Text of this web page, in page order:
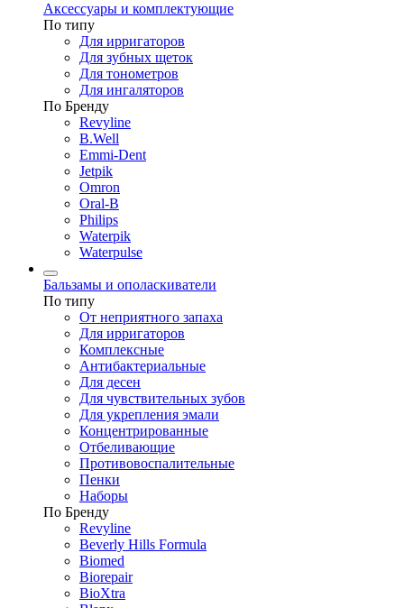
Аксессуары и комплектующие
По типу
Для ирригаторов
Для зубных щеток
Для тонометров
Для ингаляторов
По Бренду
Revyline
B.Well
Emmi-Dent
Jetpik
Omron
Oral-B
Philips
Waterpik
Waterpulse
Бальзамы и ополаскиватели
По типу
От неприятного запаха
Для ирригаторов
Комплексные
Антибактериальные
Для десен
Для чувствительных зубов
Для укрепления эмали
Концентрированные
Отбеливающие
Противовоспалительные
Пенки
Наборы
По Бренду
Revyline
Beverly Hills Formula
Biomed
Biorepair
BioXtra